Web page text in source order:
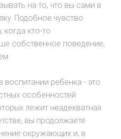
на то, что вы сами в
Подобное чувство
когда кто-то
собственное поведение,
воспитании ребенка - это
особенностей
лежит неадекватная
вы продолжаете
окружающих и, в